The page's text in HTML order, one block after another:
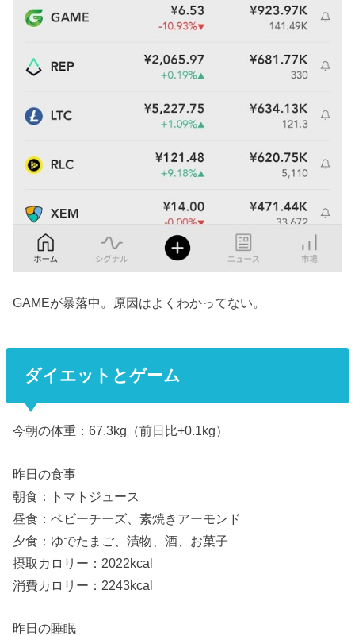
GAMEが暴落中。原因はよくわかってない。
ダイエットとゲーム
今朝の体重：67.3kg（前日比+0.1kg）
昨日の食事
朝食：トマトジュース
昼食：ベビーチーズ、素焼きアーモンド
夕食：ゆでたまご、漬物、酒、お菓子
摂取カロリー：2022kcal
消費カロリー：2243kcal
昨日の睡眠